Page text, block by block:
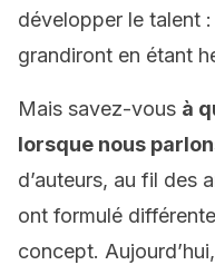
développer le talent
grandiront en étant
Mais savez-vous à
lorsque nous
d’auteurs, au fil des
ont formulé
concept.